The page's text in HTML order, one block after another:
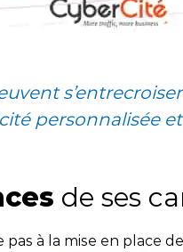
personnalisée
de ses
à la mise en place